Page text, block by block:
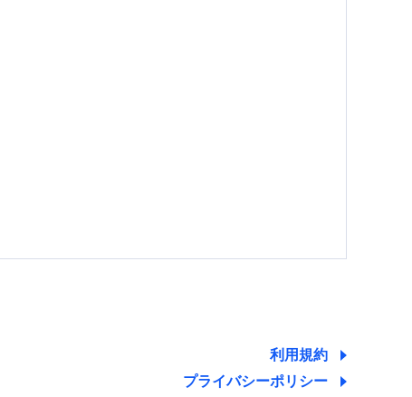
る情報を提供し、金融商品等の契約を勧奨するた
め
利用規約
プライバシーポリシー